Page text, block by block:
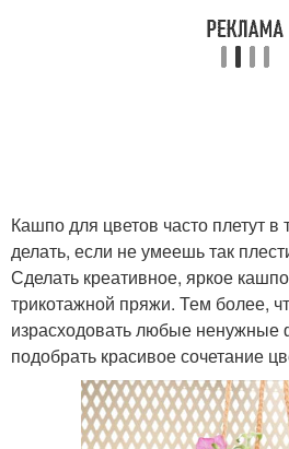
Кашпо для цветов часто плетут
делать, если не умеешь так
Сделать креативное, яркое
трикотажной пряжи. Тем более,
израсходовать любые ненужные
подобрать красивое сочетание